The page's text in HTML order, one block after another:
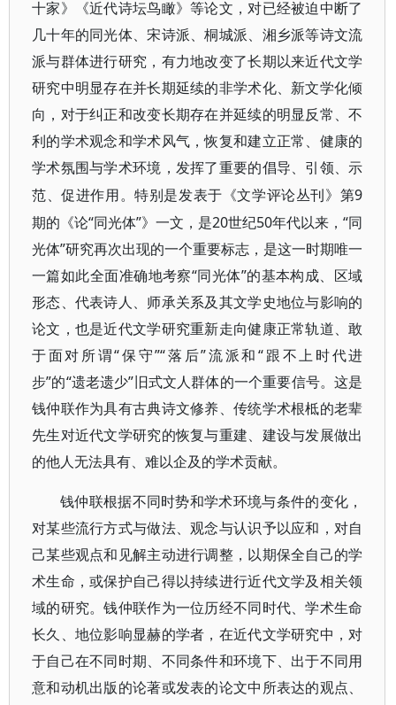
十家》《近代诗坛鸟瞰》等论文，对已经被迫中断了
几十年的同光体、宋诗派、桐城派、湘乡派等诗文流
派与群体进行研究，有力地改变了长期以来近代文学
研究中明显存在并长期延续的非学术化、新文学化倾
向，对于纠正和改变长期存在并延续的明显反常、不
利的学术观念和学术风气，恢复和建立正常、健康的
学术氛围与学术环境，发挥了重要的倡导、引领、示
范、促进作用。特别是发表于《文学评论丛刊》第9
期的《论“同光体”》一文，是20世纪50年代以来，“同
光体”研究再次出现的一个重要标志，是这一时期唯一
一篇如此全面准确地考察“同光体”的基本构成、区域
形态、代表诗人、师承关系及其文学史地位与影响的
论文，也是近代文学研究重新走向健康正常轨道、敢
于面对所谓“保守”“落后”流派和“跟不上时代进
步”的“遗老遗少”旧式文人群体的一个重要信号。这是
钱仲联作为具有古典诗文修养、传统学术根柢的老辈
先生对近代文学研究的恢复与重建、建设与发展做出
的他人无法具有、难以企及的学术贡献。
钱仲联根据不同时势和学术环境与条件的变化，
对某些流行方式与做法、观念与认识予以应和，对自
己某些观点和见解主动进行调整，以期保全自己的学
术生命，或保护自己得以持续进行近代文学及相关领
域的研究。钱仲联作为一位历经不同时代、学术生命
长久、地位影响显赫的学者，在近代文学研究中，对
于自己在不同时期、不同条件和环境下、出于不同用
意和动机出版的论著或发表的论文中所表达的观点、